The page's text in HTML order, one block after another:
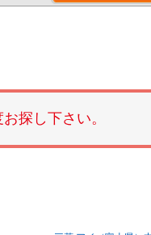
探し下さい。